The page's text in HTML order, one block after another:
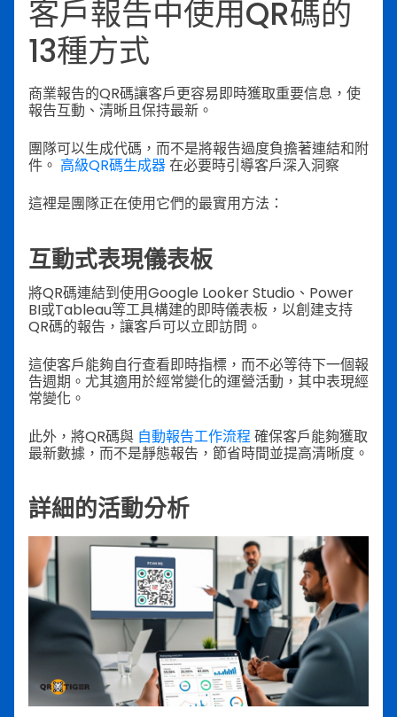
客戶報告中使用QR碼的
13種方式
商業報告的QR碼讓客戶更容易即時獲取重要信息，使
報告互動、清晰且保持最新。
團隊可以生成代碼，而不是將報告過度負擔著連結和附
件。 高級QR碼生成器在必要時引導客戶深入洞察
這裡是團隊正在使用它們的最實用方法：
互動式表現儀表板
將QR碼連結到使用Google Looker Studio、Power
BI或Tableau等工具構建的即時儀表板，以創建支持
QR碼的報告，讓客戶可以立即訪問。
這使客戶能夠自行查看即時指標，而不必等待下一個報
告週期。尤其適用於經常變化的運營活動，其中表現經
常變化。
此外，將QR碼與 自動報告工作流程 確保客戶能夠獲取
最新數據，而不是靜態報告，節省時間並提高清晰度。
詳細的活動分析